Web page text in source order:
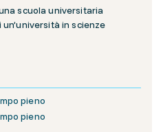
scuola universitaria
in scienze
pieno
pieno